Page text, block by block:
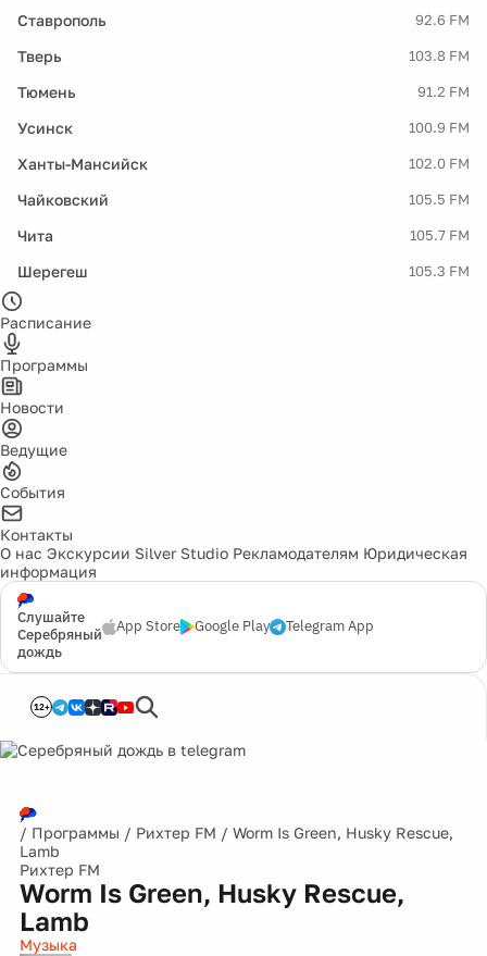
Ставрополь 92.6 FM
Тверь 103.8 FM
Тюмень 91.2 FM
Усинск 100.9 FM
Ханты-Мансийск 102.0 FM
Чайковский 105.5 FM
Чита 105.7 FM
Шерегеш 105.3 FM
Расписание
Программы
Новости
Ведущие
События
Контакты
О нас Экскурсии Silver Studio Рекламодателям Юридическая
информация
Слушайте
Серебряный
дождь
App Store Google Play Telegram App
12+
/ Программы / Рихтер FM / Worm Is Green, Husky Rescue,
Lamb
Рихтер FM
Worm Is Green, Husky Rescue,
Lamb
Музыка